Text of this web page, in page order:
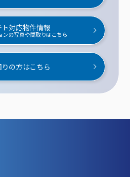
ト対応物件情報
ンの写真や間取りはこちら
りの方はこちら